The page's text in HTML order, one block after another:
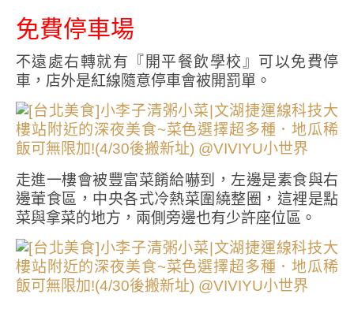
免費停車場
不遠處右轉就有『開平餐飲學校』可以免費停
車，店外是紅線隨意停車會被開罰單。
走進一樓會被豐富菜餚給嚇到，左邊是素食與右
邊葷食區，中央各式冷熱菜圍繞整圈，這裡是點
菜與拿菜的地方，兩側旁邊也有少許座位區。